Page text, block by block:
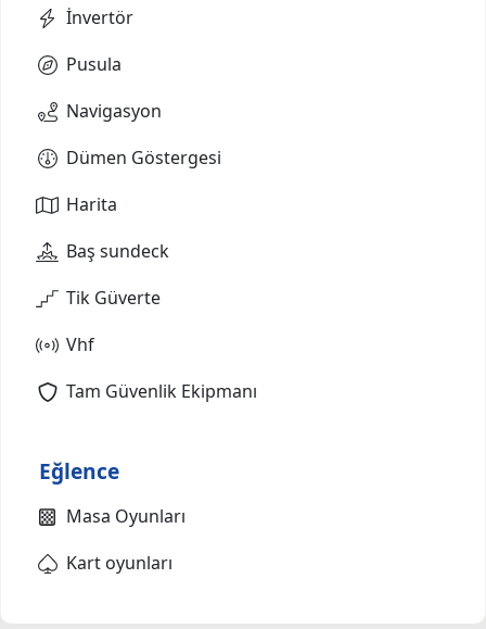
İnvertör
Pusula
Navigasyon
Dümen Göstergesi
Harita
Baş sundeck
Tik Güverte
Vhf
Tam Güvenlik Ekipmanı
Eğlence
Masa Oyunları
Kart oyunları